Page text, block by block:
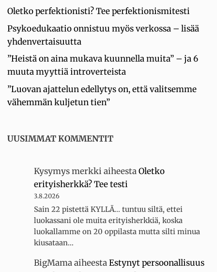
Oletko perfektionisti? Tee perfektionismitesti
Psykoedukaatio onnistuu myös verkossa – lisää
yhdenvertaisuutta
”Heistä on aina mukava kuunnella muita” – ja 6
muuta myyttiä introverteista
”Luovan ajattelun edellytys on, että valitsemme
vähemmän kuljetun tien”
UUSIMMAT KOMMENTIT
Kysymys merkki aiheestaOletko
erityisherkkä? Tee testi
3.8.2026
Sain 22 pistettä KYLLÄ... tuntuu siltä, ettei
luokassani ole muita erityisherkkiä, koska
luokallamme on 20 oppilasta mutta silti minua
kiusataan…
BigMamaaiheestaEstynyt persoonallisuus